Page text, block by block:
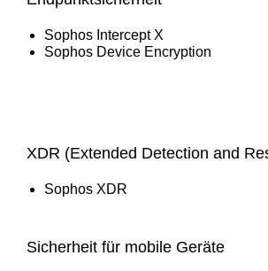
Sophos Intercept X
Sophos Device Encryption
XDR (Extended Detection and
Sophos XDR
Sicherheit für mobile Geräte